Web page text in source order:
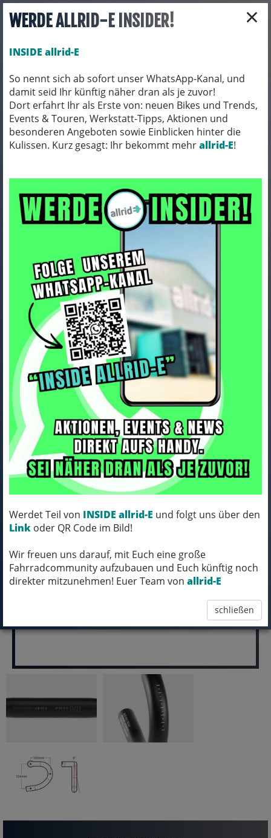
×
WERDE ALLRID-E INSIDER!
INSIDE allrid-E
So nennt sich ab sofort unser WhatsApp-Kanal, und
damit seid Ihr künftig näher dran als je zuvor!
Dort erfahrt Ihr als Erste von: neuen Bikes und Trends,
Events & Touren, Werkstatt-Tipps, Aktionen und
besonderen Angeboten sowie Einblicken hinter die
Kulissen. Kurz gesagt: Ihr bekommt mehrallrid-E!
Werdet Teil von INSIDE allrid-E und folgt uns über den
Link oder QR Code im Bild!
Wir freuen uns darauf, mit Euch eine große
Fahrradcommunity aufzubauen und Euch künftig noch
direkter mitzunehmen! Euer Team von allrid-E
schließen
Toggle navigation
FAHRRADTEILE LENKER
Bontrager Bar Bontrager Elite
VR-C 40cm Black 2022
Art.Nr. 5256851
Farbe: BLACK
MICH KANNST DU BESTELLEN - MIT
ABHOLUNG IN NORTORF!
pro Stück (inkl. MwSt.)
79,99 EUR